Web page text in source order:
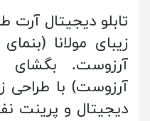
تابلو دیجیتال آرت
زیبای مولانا
آرزوست. بگشای
آرزوست) با طراحی
دیجیتال و پرینت